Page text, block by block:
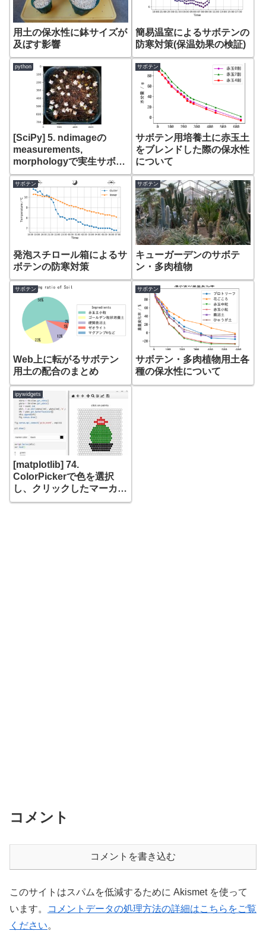
用土の保水性に鉢サイズが
及ぼす影響
簡易温室によるサボテンの
防寒対策(保温効果の検証)
python
[SciPy] 5. ndimageの
measurements,
morphologyで実生サボテ
ンのラベリングとサイズ計
測
サボテン
サボテン用培養土に赤玉土
をブレンドした際の保水性
について
サボテン
発泡スチロール箱によるサ
ボテンの防寒対策
サボテン
キューガーデンのサボテ
ン・多肉植物
サボテン
Web上に転がるサボテン
用土の配合のまとめ
サボテン
サボテン・多肉植物用土各
種の保水性について
ipywidgets
[matplotlib] 74.
ColorPickerで色を選択
し、クリックしたマーカー
を着色する。さらに、色ご
コメント
コメントを書き込む
このサイトはスパムを低減するために Akismet を使って
います。
コメントデータの処理方法の詳細はこちらをご覧
ください。